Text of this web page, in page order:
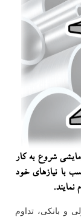
شروع به كار
با نیازهای خود
نمایند.
و بانكی، تداوم